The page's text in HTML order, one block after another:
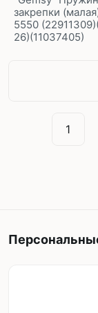
закрепки
5550
26)(11037405)
1